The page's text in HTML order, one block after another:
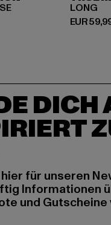
EUR 104,49
LONG
EUR
DICH
für unseren
Informationen
und